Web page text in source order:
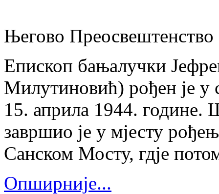
Његово
Епископ бањалучки
Милутиновић) рођен је у
15. априла 1944. године.
завршио је у мјесту
Санском Мосту, гдје
Опширније...